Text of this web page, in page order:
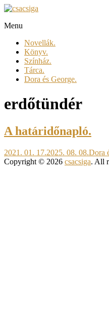
Skip
content
csacsiga
megél.
regél.
Menu
Novellák.
Könyv.
Színház.
Tárca.
Dora és George.
erdőtündér
A határidőnapló.
2021. 01. 17.2025. 08. 08.Dora
Copyright © 2026 csacsiga. All